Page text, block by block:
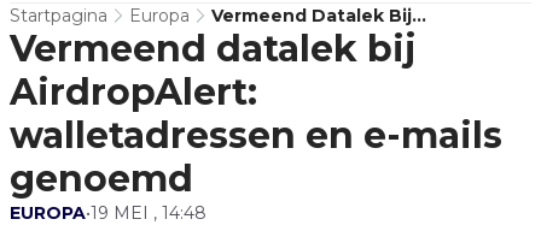
Startpagina Europa
Vermeend Datalek Bij
AirdropAlert: Walletadressen En E-
Mails Genoemd
Vermeend datalek bij
AirdropAlert:
walletadressen en e-mails
genoemd
EUROPA•19 MEI , 14:48